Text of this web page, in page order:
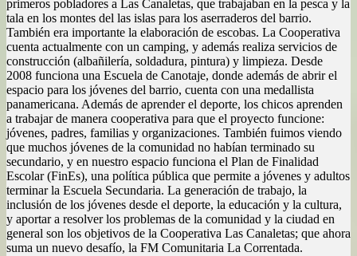
primeros pobladores a Las Canaletas, que trabajaban en la pesca y la
tala en los montes del las islas para los aserraderos del barrio.
También era importante la elaboración de escobas. La Cooperativa
cuenta actualmente con un camping, y además realiza servicios de
construcción (albañilería, soldadura, pintura) y limpieza. Desde
2008 funciona una Escuela de Canotaje, donde además de abrir el
espacio para los jóvenes del barrio, cuenta con una medallista
panamericana. Además de aprender el deporte, los chicos aprenden
a trabajar de manera cooperativa para que el proyecto funcione:
jóvenes, padres, familias y organizaciones. También fuimos viendo
que muchos jóvenes de la comunidad no habían terminado su
secundario, y en nuestro espacio funciona el Plan de Finalidad
Escolar (FinEs), una política pública que permite a jóvenes y adultos
terminar la Escuela Secundaria. La generación de trabajo, la
inclusión de los jóvenes desde el deporte, la educación y la cultura,
y aportar a resolver los problemas de la comunidad y la ciudad en
general son los objetivos de la Cooperativa Las Canaletas; que ahora
suma un nuevo desafío, la FM Comunitaria La Correntada.